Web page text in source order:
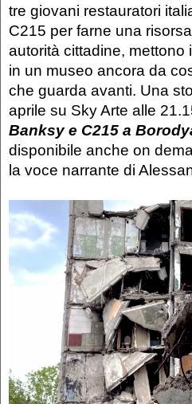
tre giovani restauratori
C215 per farne una
autorità cittadine,
in un museo ancora da
che guarda avanti. Una
aprile su Sky Arte alle
Banksy e C215 a
disponibile anche on
la voce narrante di